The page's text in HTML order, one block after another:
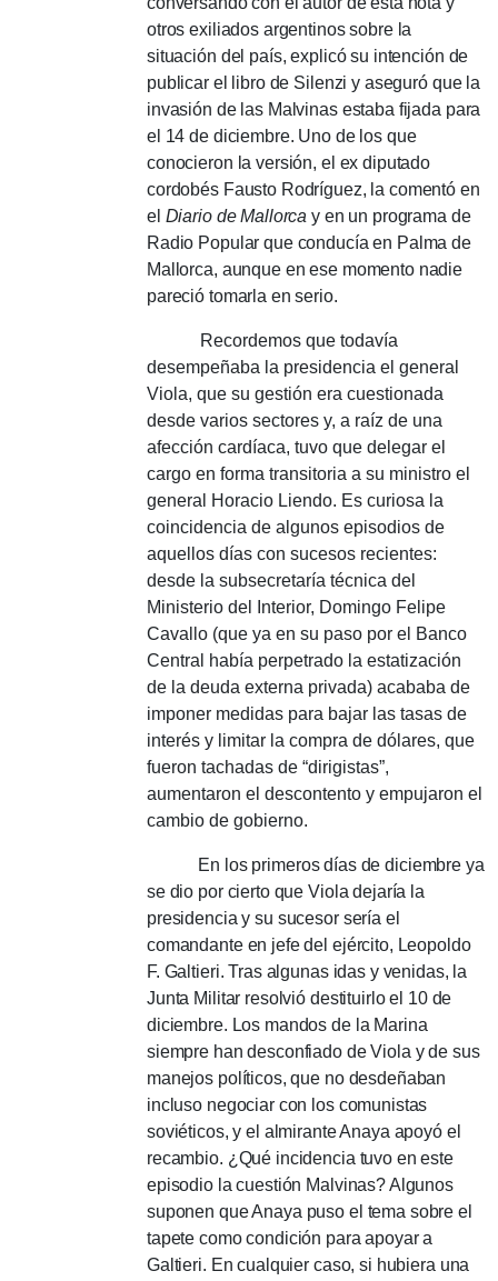
otros exiliados argentinos sobre la
situación del país, explicó su intención de
publicar el libro de Silenzi y aseguró que la
invasión de las Malvinas estaba fijada para
el 14 de diciembre. Uno de los que
conocieron la versión, el ex diputado
cordobés Fausto Rodríguez, la comentó en
el Diario de Mallorca y en un programa de
Radio Popular que conducía en Palma de
Mallorca, aunque en ese momento nadie
pareció tomarla en serio.
Recordemos que todavía
desempeñaba la presidencia el general
Viola, que su gestión era cuestionada
desde varios sectores y, a raíz de una
afección cardíaca, tuvo que delegar el
cargo en forma transitoria a su ministro el
general Horacio Liendo. Es curiosa la
coincidencia de algunos episodios de
aquellos días con sucesos recientes:
desde la subsecretaría técnica del
Ministerio del Interior, Domingo Felipe
Cavallo (que ya en su paso por el Banco
Central había perpetrado la estatización
de la deuda externa privada) acababa de
imponer medidas para bajar las tasas de
interés y limitar la compra de dólares, que
fueron tachadas de “dirigistas”,
aumentaron el descontento y empujaron el
cambio de gobierno.
En los primeros días de diciembre ya
se dio por cierto que Viola dejaría la
presidencia y su sucesor sería el
comandante en jefe del ejército, Leopoldo
F. Galtieri.Tras algunas idas y venidas, la
Junta Militar resolvió destituirlo el 10 de
diciembre. Los mandos de la Marina
siempre han desconfiado de Viola y de sus
manejos políticos, que no desdeñaban
incluso negociar con los comunistas
soviéticos, y el almirante Anaya apoyó el
recambio. ¿Qué incidencia tuvo en este
episodio la cuestión Malvinas?Algunos
suponen que Anaya puso el tema sobre el
tapete como condición para apoyar a
Galtieri. En cualquier caso, si hubiera una